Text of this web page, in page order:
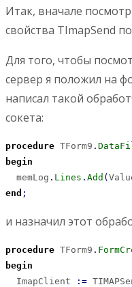
Итак, вначале
свойства TImapSend
Для того, чтобы
сервер я положил на
написал такой
сокета:
procedure TForm9 .
begin
  memLog
. Lines . Add (
end ;
и назначил этот
procedure TForm9 .
begin
  ImapClient
: =